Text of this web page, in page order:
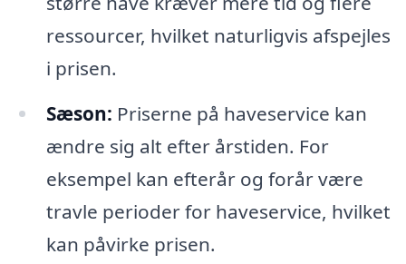
ressourcer, hvilket naturligvis afspejles
i prisen.
Sæson: Priserne på haveservice kan
ændre sig alt efter årstiden. For
eksempel kan efterår og forår være
travle perioder for haveservice, hvilket
kan påvirke prisen.